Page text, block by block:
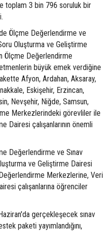
toplam 3 bin 796 soruluk bir
Ölçme Değerlendirme ve
Oluşturma ve Geliştirme
Ölçme Değerlendirme
büyük emek verdiğine
Afyon, Ardahan, Aksaray,
Eskişehir, Erzincan,
Nevşehir, Niğde, Samsun,
Merkezlerindeki görevliler ile
çalışanlarının önemli
Değerlendirme ve Sınav
ve Geliştirme Dairesi
Değerlendirme Merkezlerine, Veri
çalışanlarına öğrenciler
gerçekleşecek sınav
paketi yayımlandığını,